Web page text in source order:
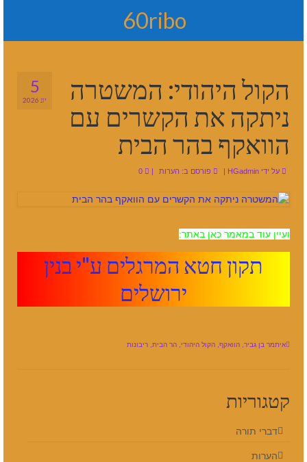
60ribo
5
יונ 2026
הקול היהודי: המשטרה
ניתקה את הקשרים עם
הוואקף בהר הבית
על ידי HGadmin
| פורסם ב: הערות |
ועיין עוד במאמר כאן באתר:
תקון חטא המרגלים ע"י בנין
ירושלים
איתמר בן גביר הוואקף הקול היהודי הר הבית ריבונות
קטגוריות
דברי תורה
הערות